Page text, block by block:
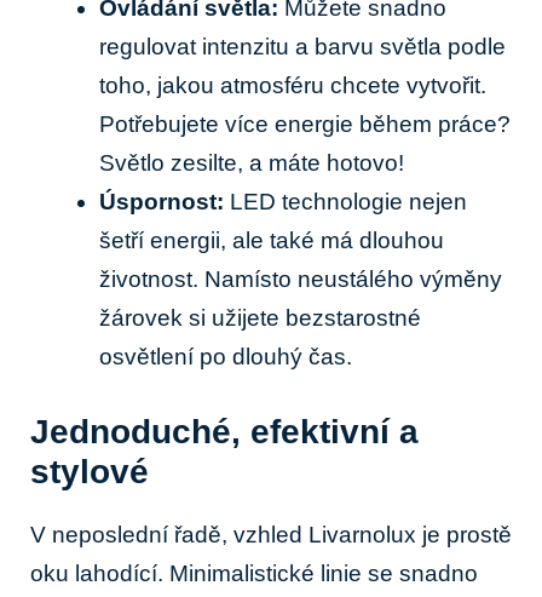
Ovládání ​světla: Můžete snadno
⁢regulovat intenzitu a barvu světla podle
toho, jakou atmosféru chcete vytvořit.
Potřebujete více energie ⁢během práce?
⁣Světlo zesilte, a máte‍ hotovo!
Úspornost: LED technologie nejen
šetří energii, ale‌ také má dlouhou
životnost. ⁤Namísto‍ neustálého výměny
žárovek⁤ si ⁣užijete bezstarostné‌
osvětlení po dlouhý čas.
Jednoduché, efektivní a⁣
stylové
V neposlední řadě, vzhled Livarnolux​ je prostě⁤
oku‌ lahodící. Minimalistické linie se ⁢snadno